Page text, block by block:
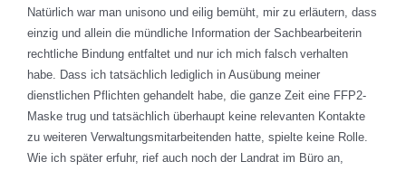
Natürlich war man unisono und eilig bemüht, mir zu erläutern, dass
einzig und allein die mündliche Information der Sachbearbeiterin
rechtliche Bindung entfaltet und nur ich mich falsch verhalten
habe. Dass ich tatsächlich lediglich in Ausübung meiner
dienstlichen Pflichten gehandelt habe, die ganze Zeit eine FFP2-
Maske trug und tatsächlich überhaupt keine relevanten Kontakte
zu weiteren Verwaltungsmitarbeitenden hatte, spielte keine Rolle.
Wie ich später erfuhr, rief auch noch der Landrat im Büro an,